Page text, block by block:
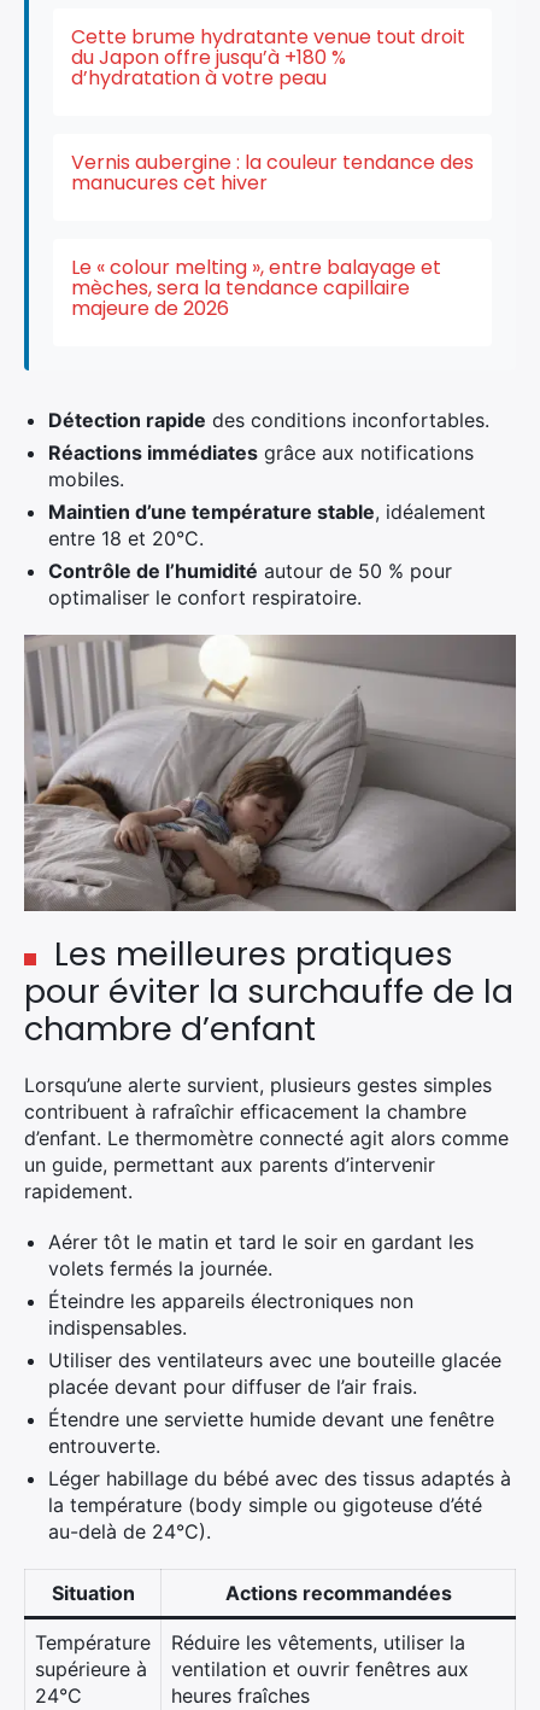
Cette brume hydratante venue tout droit
du Japon offre jusqu’à +180 %
d’hydratation à votre peau
Vernis aubergine : la couleur tendance des
manucures cet hiver
Le « colour melting », entre balayage et
mèches, sera la tendance capillaire
majeure de 2026
Détection rapide des conditions inconfortables.
Réactions immédiates grâce aux notifications
mobiles.
Maintien d’une température stable, idéalement
entre 18 et 20°C.
Contrôle de l’humidité autour de 50 % pour
optimaliser le confort respiratoire.
Les meilleures pratiques
pour éviter la surchauffe de la
chambre d’enfant
Lorsqu’une alerte survient, plusieurs gestes simples
contribuent à rafraîchir efficacement la chambre
d’enfant. Le thermomètre connecté agit alors comme
un guide, permettant aux parents d’intervenir
rapidement.
Aérer tôt le matin et tard le soir en gardant les
volets fermés la journée.
Éteindre les appareils électroniques non
indispensables.
Utiliser des ventilateurs avec une bouteille glacée
placée devant pour diffuser de l’air frais.
Étendre une serviette humide devant une fenêtre
entrouverte.
Léger habillage du bébé avec des tissus adaptés à
la température (body simple ou gigoteuse d’été
au-delà de 24°C).
Situation Actions recommandées
Température
supérieure à
24°C
Réduire les vêtements, utiliser la
ventilation et ouvrir fenêtres aux
heures fraîches
Rechercher